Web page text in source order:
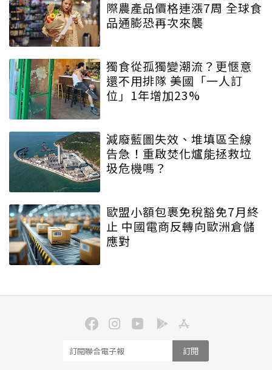
際農產品價格連漲7周 全球食
品通膨恐再次來襲
獨食從孤獨變潮流？更愜意
還不用排隊 美國「一人訂
位」1年增加23%
減廢藍圖失效、堆填區全線
告急！重啟焚化爐能拯救垃
圾危機嗎？
歐盟小額包裹免稅豁免7月終
止 中國電商反轉向歐洲倉儲
應對
訂閱